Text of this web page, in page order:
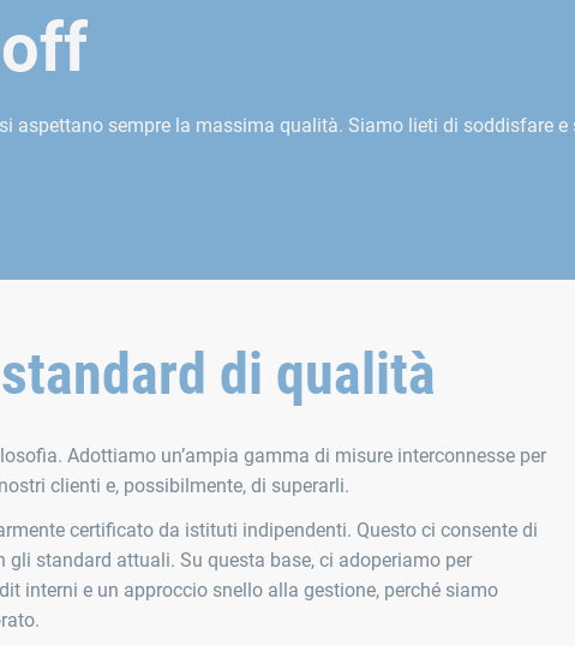
sempre la massima qualità. Siamo lieti di soddisfare e
di qualità
Adottiamo un’ampia gamma di misure interconnesse per
clienti e, possibilmente, di superarli.
certificato da istituti indipendenti. Questo ci consente di
standard attuali. Su questa base, ci adoperiamo per
interni e un approccio snello alla gestione, perché siamo